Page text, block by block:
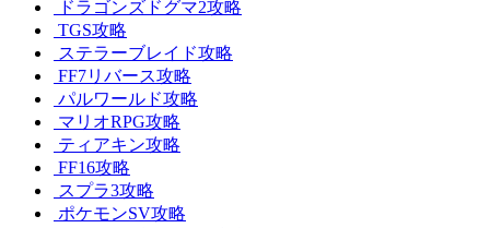
ドラゴンズドグマ2攻略
TGS攻略
ステラーブレイド攻略
FF7リバース攻略
パルワールド攻略
マリオRPG攻略
ティアキン攻略
FF16攻略
スプラ3攻略
ポケモンSV攻略